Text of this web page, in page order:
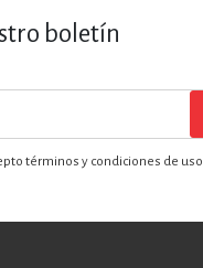
boletín
términos y condiciones de uso